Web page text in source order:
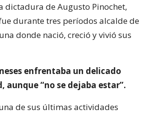
dictadura de Augusto Pinochet,
durante tres períodos alcalde de
donde nació, creció y vivió sus
enfrentaba un delicado
aunque “no se dejaba estar”.
de sus últimas actividades